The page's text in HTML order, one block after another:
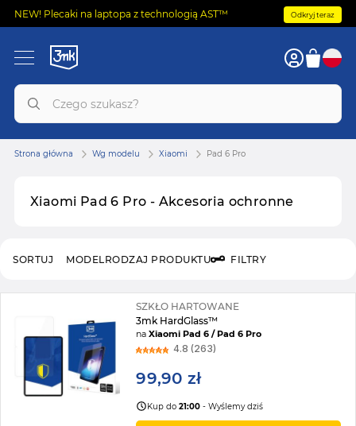
NEW! Plecaki na laptopa z technologią AST™ Odkryj teraz
Xiaomi Pad 6 Pro - Akcesoria ochronne
Strona główna Wg modelu Xiaomi Pad 6 Pro
MODELRODZAJ PRODUKTU FILTRY
SORTUJ
SZKŁO HARTOWANE
3mk HardGlass™
naXiaomi Pad 6 / Pad 6 Pro
4.8 (263)
99,90 zł
Kup do21:00 - Wyślemy dziś